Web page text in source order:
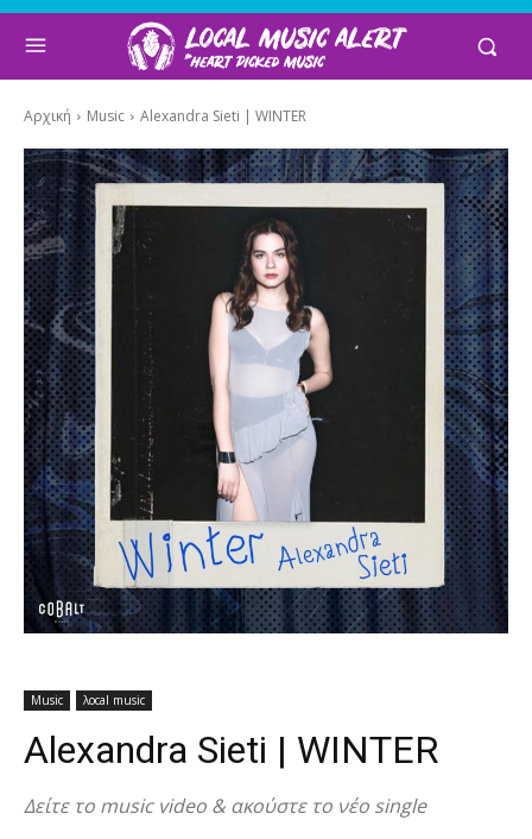
Αρχική Music Alexandra Sieti | WINTER
Music λocal music
Alexandra Sieti | WINTER
Δείτε το music video & ακούστε το νέο single